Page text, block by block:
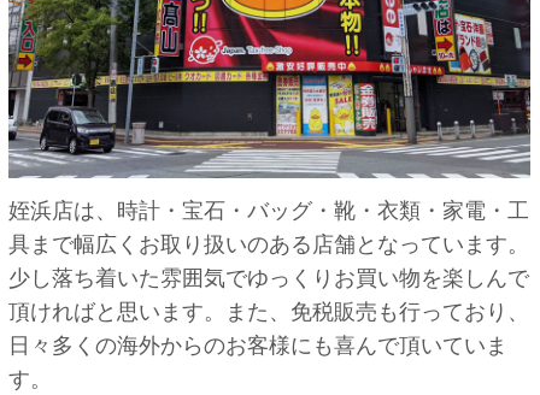
姪浜店は、時計・宝石・バッグ・靴・衣類・家電・工
具まで幅広くお取り扱いのある店舗となっています。
少し落ち着いた雰囲気でゆっくりお買い物を楽しんで
頂ければと思います。また、免税販売も行っており、
日々多くの海外からのお客様にも喜んで頂いていま
す。